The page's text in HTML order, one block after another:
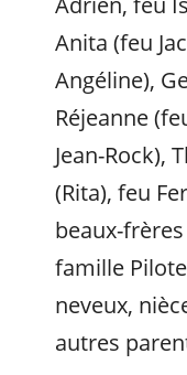
Anita (feu
Angéline),
Réjeanne
Jean-Rock),
(Rita), feu
beaux-
famille
neveux,
autres